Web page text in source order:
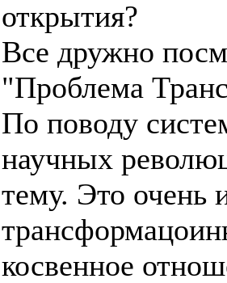
открытия?
Все дружно
"Проблема
По поводу
научных
тему. Это очень
косвенное